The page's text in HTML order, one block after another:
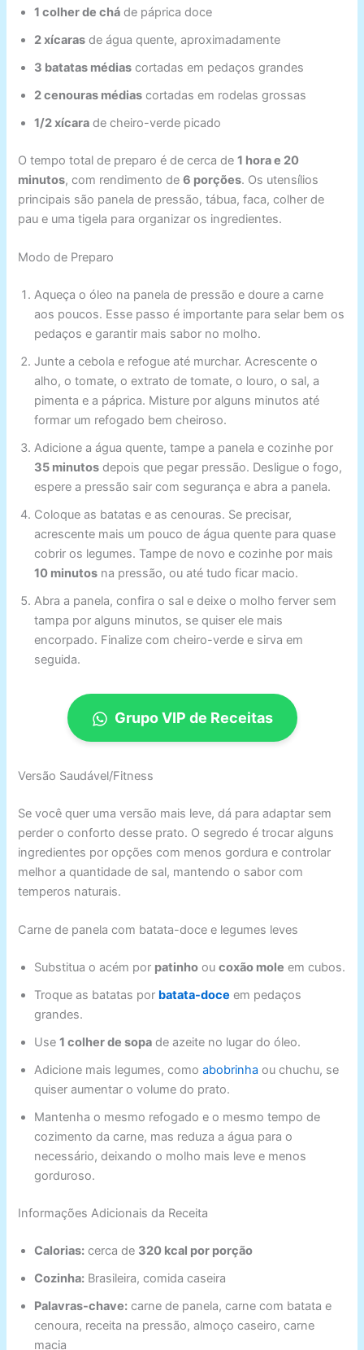
1 colher de chá de páprica doce
2 xícaras de água quente, aproximadamente
3 batatas médias cortadas em pedaços grandes
2 cenouras médias cortadas em rodelas grossas
1/2 xícara de cheiro-verde picado
O tempo total de preparo é de cerca de1 hora e 20
minutos, com rendimento de6 porções. Os utensílios
principais são panela de pressão, tábua, faca, colher de
pau e uma tigela para organizar os ingredientes.
Modo de Preparo
Aqueça o óleo na panela de pressão e doure a carne
aos poucos. Esse passo é importante para selar bem os
pedaços e garantir mais sabor no molho.
Junte a cebola e refogue até murchar. Acrescente o
alho, o tomate, o extrato de tomate, o louro, o sal, a
pimenta e a páprica. Misture por alguns minutos até
formar um refogado bem cheiroso.
Adicione a água quente, tampe a panela e cozinhe por
35 minutos depois que pegar pressão. Desligue o fogo,
espere a pressão sair com segurança e abra a panela.
Coloque as batatas e as cenouras. Se precisar,
acrescente mais um pouco de água quente para quase
cobrir os legumes. Tampe de novo e cozinhe por mais
10 minutos na pressão, ou até tudo ficar macio.
Abra a panela, confira o sal e deixe o molho ferver sem
tampa por alguns minutos, se quiser ele mais
encorpado. Finalize com cheiro-verde e sirva em
seguida.
Grupo VIP de Receitas
Versão Saudável/Fitness
Se você quer uma versão mais leve, dá para adaptar sem
perder o conforto desse prato. O segredo é trocar alguns
ingredientes por opções com menos gordura e controlar
melhor a quantidade de sal, mantendo o sabor com
temperos naturais.
Carne de panela com batata-doce e legumes leves
Substitua o acém por patinho oucoxão mole em cubos.
Troque as batatas por batata-doce em pedaços
grandes.
Use1 colher de sopa de azeite no lugar do óleo.
Adicione mais legumes, comoabobrinha ou chuchu, se
quiser aumentar o volume do prato.
Mantenha o mesmo refogado e o mesmo tempo de
cozimento da carne, mas reduza a água para o
necessário, deixando o molho mais leve e menos
gorduroso.
Informações Adicionais da Receita
Calorias: cerca de 320 kcal por porção
Cozinha: Brasileira, comida caseira
Palavras-chave: carne de panela, carne com batata e
cenoura, receita na pressão, almoço caseiro, carne
macia